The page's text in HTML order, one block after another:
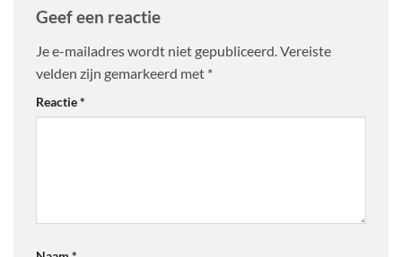
Geef een reactie
Je e-mailadres wordt niet gepubliceerd. Vereiste
velden zijn gemarkeerd met *
Reactie*